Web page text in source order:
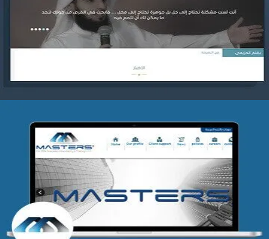
موقع ياسر بن بدر الحزيمي
التفاصيل
شركة MASTERS للتدريب
التفاصيل